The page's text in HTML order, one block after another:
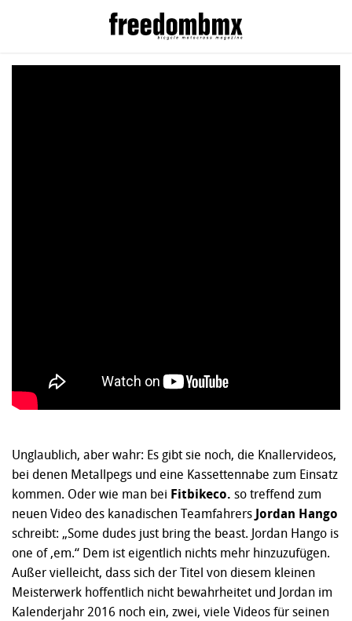
Unglaublich, aber wahr: Es gibt sie noch, die Knallervideos,
bei denen Metallpegs und eine Kassettennabe zum Einsatz
kommen. Oder wie man bei Fitbikeco. so treffend zum
neuen Video des kanadischen Teamfahrers Jordan Hango
schreibt: „Some dudes just bring the beast. Jordan Hango is
one of ‚em.“ Dem ist eigentlich nichts mehr hinzuzufügen.
Außer vielleicht, dass sich der Titel von diesem kleinen
Meisterwerk hoffentlich nicht bewahrheitet und Jordan im
Kalenderjahr 2016 noch ein, zwei, viele Videos für seinen